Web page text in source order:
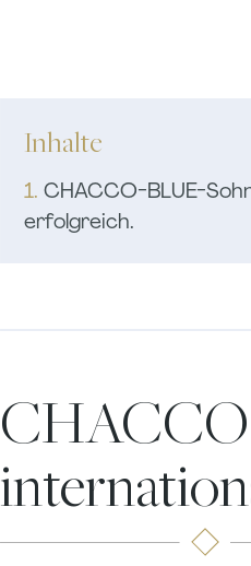
Inhalte
1. CHACCO-BLUE-
erfolgreich.